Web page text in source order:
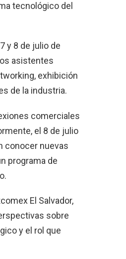
tecnológico del
y 8 de julio de
asistentes
exhibición
de la industria.
comerciales
el 8 de julio
conocer nuevas
programa de
El Salvador,
sobre
y el rol que